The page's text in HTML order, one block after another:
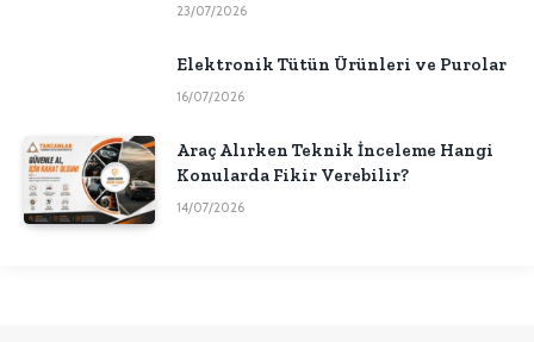
23/07/2026
Elektronik Tütün Ürünleri ve Purolar
16/07/2026
Araç Alırken Teknik İnceleme Hangi
Konularda Fikir Verebilir?
14/07/2026